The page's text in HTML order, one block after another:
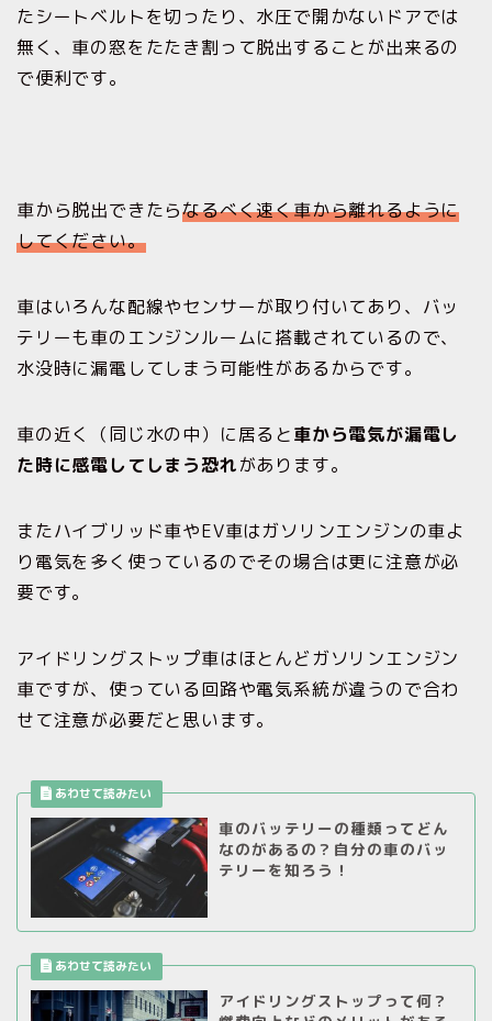
たシートベルトを切ったり、水圧で開かないドアでは
無く、車の窓をたたき割って脱出することが出来るの
で便利です。
車から脱出できたらなるべく速く車から離れるように
してください。
車はいろんな配線やセンサーが取り付いてあり、バッ
テリーも車のエンジンルームに搭載されているので、
水没時に漏電してしまう可能性があるからです。
車の近く（同じ水の中）に居ると車から電気が漏電し
た時に感電してしまう恐れがあります。
またハイブリッド車やEV車はガソリンエンジンの車よ
り電気を多く使っているのでその場合は更に注意が必
要です。
アイドリングストップ車はほとんどガソリンエンジン
車ですが、使っている回路や電気系統が違うので合わ
せて注意が必要だと思います。
車のバッテリーの種類ってどん
なのがあるの？自分の車のバッ
テリーを知ろう！
アイドリングストップって何？